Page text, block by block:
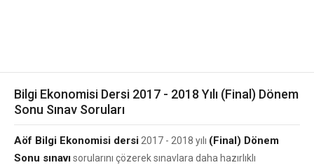
Bilgi Ekonomisi Dersi 2017 - 2018 Yılı (Final) Dönem
Sonu Sınav Soruları
Aöf Bilgi Ekonomisi dersi 2017 - 2018 yılı (Final) Dönem
Sonu sınavısorularını çözerek sınavlara daha hazırlıklı